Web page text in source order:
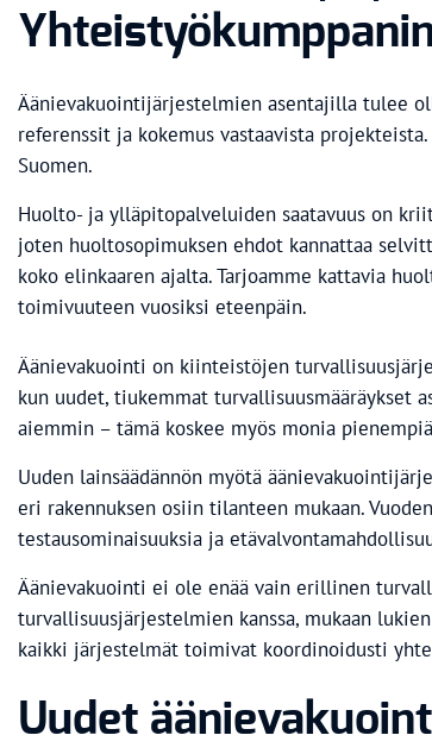
Äänievakuointijärjestelmien asentajilla tulee
referenssit ja kokemus vastaavista
Suomen.
Huolto- ja ylläpitopalveluiden saatavuus on
joten huoltosopimuksen ehdot kannattaa
koko elinkaaren ajalta. Tarjoamme kattavia
toimivuuteen vuosiksi eteenpäin.
Äänievakuointi on kiinteistöjen
kun uudet, tiukemmat turvallisuusmääräykset
aiemmin – tämä koskee myös monia
Uuden lainsäädännön myötä
eri rakennuksen osiin tilanteen mukaan.
testausominaisuuksia ja
Äänievakuointi ei ole enää vain erillinen
turvallisuusjärjestelmien kanssa, mukaan
kaikki järjestelmät toimivat koordinoidusti
Uudet